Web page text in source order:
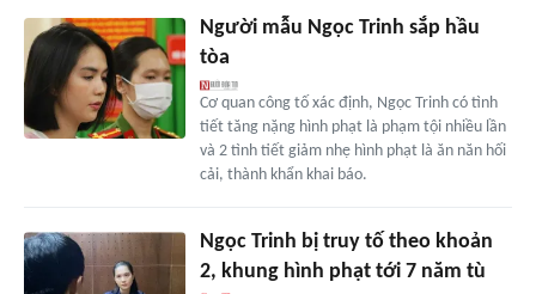
Người mẫu Ngọc Trinh sắp hầu
tòa
Cơ quan công tố xác định, Ngọc Trinh có tình
tiết tăng nặng hình phạt là phạm tội nhiều lần
và 2 tình tiết giảm nhẹ hình phạt là ăn năn hối
cải, thành khẩn khai báo.
Ngọc Trinh bị truy tố theo khoản
2, khung hình phạt tới 7 năm tù